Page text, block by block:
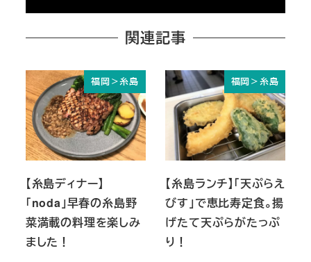
関連記事
福岡＞糸島
【糸島ディナー】
「noda」早春の糸島野
菜満載の料理を楽しみ
ました！
福岡＞糸島
【糸島ランチ】「天ぷらえ
びす」で恵比寿定食。揚
げたて天ぷらがたっぷ
り！